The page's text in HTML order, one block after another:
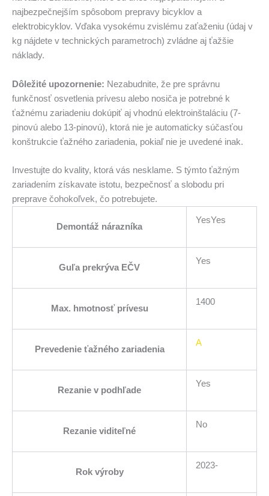
najbezpečnejším spôsobom prepravy bicyklov a
elektrobicyklov. Vďaka vysokému zvislému zaťaženiu (údaj v
kg nájdete v technických parametroch) zvládne aj ťažšie
náklady.
Dôležité upozornenie: Nezabudnite, že pre správnu
funkčnosť osvetlenia prívesu alebo nosiča je potrebné k
ťažnému zariadeniu dokúpiť aj vhodnú elektroinštaláciu (7-
pinovú alebo 13-pinovú), ktorá nie je automaticky súčasťou
konštrukcie ťažného zariadenia, pokiaľ nie je uvedené inak.
Investujte do kvality, ktorá vás nesklame. S týmto ťažným
zariadením získavate istotu, bezpečnosť a slobodu pri
preprave čohokoľvek, čo potrebujete.
Demontáž nárazníka
YesYes
Guľa prekrýva EČV
Yes
Max. hmotnosť prívesu
1400
Prevedenie ťažného zariadenia
A
Rezanie v podhľade
Yes
Rezanie viditeľné
No
Rok výroby
2023-